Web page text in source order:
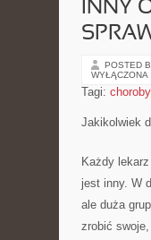
INNY
POSTED
WYŁĄCZONA
Tagi: choroby
Jakikolwiek
Każdy
jest inny. W
ale duża
zrobić